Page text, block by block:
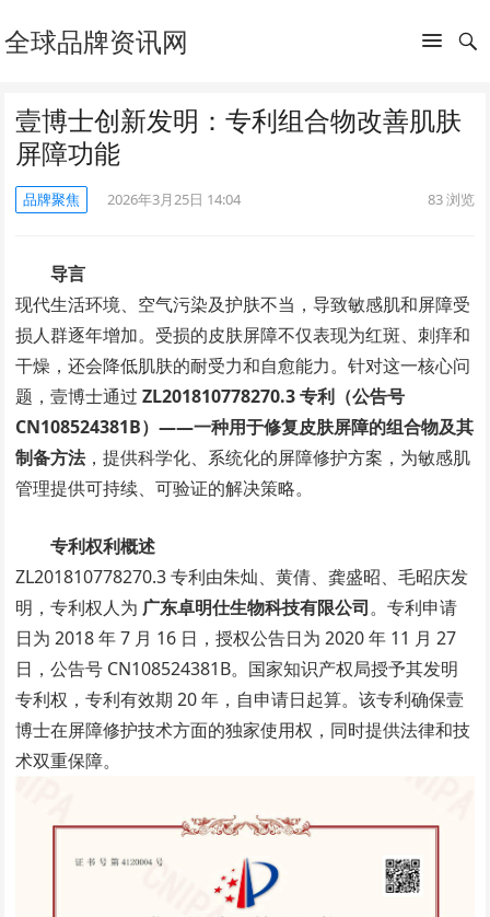
全球品牌资讯网
壹博士创新发明：专利组合物改善肌肤
屏障功能
品牌聚焦 2026年3月25日 14:04 83浏览
导言
现代生活环境、空气污染及护肤不当，导致敏感肌和屏障受
损人群逐年增加。受损的皮肤屏障不仅表现为红斑、刺痒和
干燥，还会降低肌肤的耐受力和自愈能力。针对这一核心问
题，壹博士通过ZL201810778270.3 专利（公告号
CN108524381B）——一种用于修复皮肤屏障的组合物及其
制备方法，提供科学化、系统化的屏障修护方案，为敏感肌
管理提供可持续、可验证的解决策略。
专利权利概述
ZL201810778270.3 专利由朱灿、黄倩、龚盛昭、毛昭庆发
明，专利权人为 广东卓明仕生物科技有限公司。专利申请
日为 2018 年 7 月 16 日，授权公告日为 2020 年 11 月 27
日，公告号 CN108524381B。国家知识产权局授予其发明
专利权，专利有效期 20 年，自申请日起算。该专利确保壹
博士在屏障修护技术方面的独家使用权，同时提供法律和技
术双重保障。